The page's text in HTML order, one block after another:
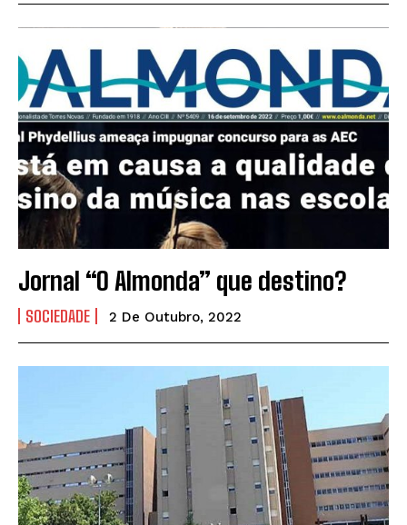
Jornal “O Almonda” que destino?
SOCIEDADE 2 De Outubro, 2022